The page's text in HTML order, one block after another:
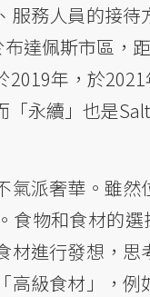
服務人員的接
達佩斯市區，
2019年，於
永續」也是
氣派奢華。雖
食物和食材的
材進行發想，
高級食材」，